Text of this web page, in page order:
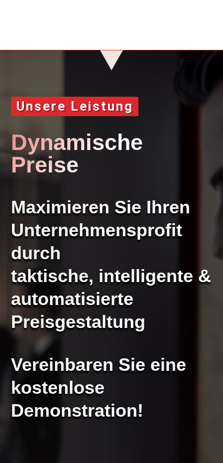
Unsere Leistung
Dynamische
Preise
Maximieren Sie Ihren
Unternehmensprofit
durch
taktische, intelligente &
automatisierte
Preisgestaltung
Vereinbaren Sie eine
kostenlose
Demonstration!